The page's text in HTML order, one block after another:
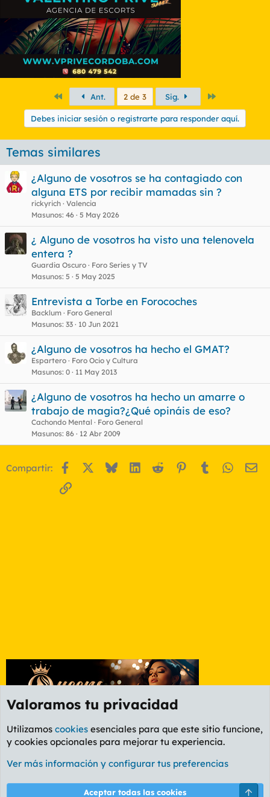
PrimeroAnt. 2 de 3 Sig.
Debes iniciar sesión o registrarte para responder aquí.
Temas similares
¿Alguno de vosotros se ha contagiado con
alguna ETS por recibir mamadas sin ?
rickyrich Valencia
Masunos 46 5 May 2026
¿ Alguno de vosotros ha visto una telenovela
entera ?
Guardia Oscuro
Foro Series y TV
Masunos 5 5 May 2025
Entrevista a Torbe en Forocoches
Backlum
Foro General
Masunos 33 10 Jun 2021
¿Alguno de vosotros ha hecho el GMAT?
Espartero
Foro Ocio y Cultura
Masunos 0 11 May 2013
¿Alguno de vosotros ha hecho un amarre o
trabajo de magia?¿Qué opináis de eso?
Cachondo Mental
Foro General
Masunos 86 12 Abr 2009
Compartir: Facebook BlueskyLinkedIn
Reddit Pinterest
Tumblr
Enlace
Foro General
Cookies
PL OLDSTYLE AMARILLO
Valoramos tu privacidad
Utilizamos cookies esenciales para que este sitio funcione,
y cookies opcionales para mejorar tu experiencia.
Ver más información y configurar tus preferencias
Aceptar todas las cookies